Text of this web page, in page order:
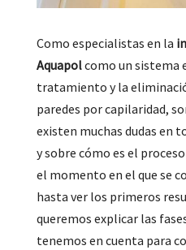
Como especialistas en la
Aquapolcomo un sistema
tratamiento y la
paredes por capilaridad,
existen muchas dudas en
y sobre cómo es el
el momento en el que se
hasta ver los primeros
queremos explicar las
tenemos en cuenta para